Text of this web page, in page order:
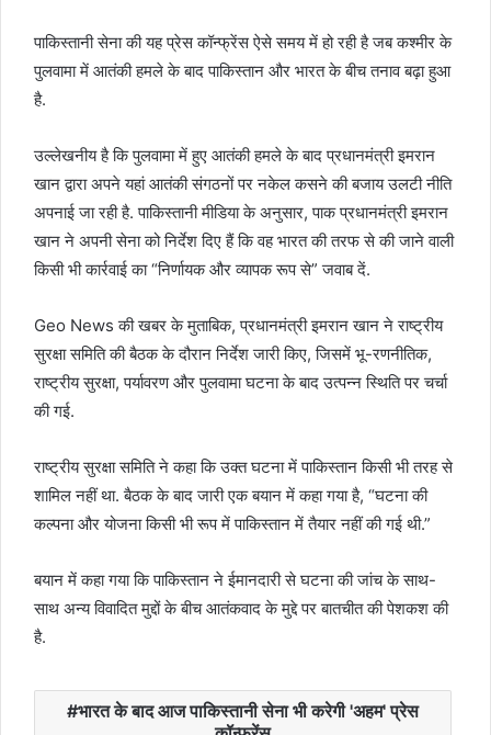
पाकिस्‍तानी सेना की यह प्रेस कॉन्‍फ्रेंस ऐसे समय में हो रही है जब कश्मीर के
पुलवामा में आतंकी हमले के बाद पाकिस्तान और भारत के बीच तनाव बढ़ा हुआ
है.
उल्‍लेखनीय है कि पुलवामा में हुए आतंकी हमले के बाद प्रधानमंत्री इमरान
खान द्वारा अपने यहां आतंकी संगठनों पर नकेल कसने की बजाय उलटी नीति
अपनाई जा रही है. पाकिस्‍तानी मीडिया के अनुसार, पाक प्रधानमंत्री इमरान
खान ने अपनी सेना को निर्देश दिए हैं कि वह भारत की तरफ से की जाने वाली
किसी भी कार्रवाई का “निर्णायक और व्यापक रूप से” जवाब दें.
Geo News की खबर के मुताबिक, प्रधानमंत्री इमरान खान ने राष्ट्रीय
सुरक्षा समिति की बैठक के दौरान निर्देश जारी किए, जिसमें भू-रणनीतिक,
राष्ट्रीय सुरक्षा, पर्यावरण और पुलवामा घटना के बाद उत्पन्न स्थिति पर चर्चा
की गई.
राष्‍ट्रीय सुरक्षा समिति ने कहा कि उक्त घटना में पाकिस्तान किसी भी तरह से
शामिल नहीं था. बैठक के बाद जारी एक बयान में कहा गया है, “घटना की
कल्पना और योजना किसी भी रूप में पाकिस्‍तान में तैयार नहीं की गई थी.”
बयान में कहा गया कि पाकिस्तान ने ईमानदारी से घटना की जांच के साथ-
साथ अन्य विवादित मुद्दों के बीच आतंकवाद के मुद्दे पर बातचीत की पेशकश की
है.
भारत के बाद आज पाकिस्‍तानी सेना भी करेगी 'अहम' प्रेस